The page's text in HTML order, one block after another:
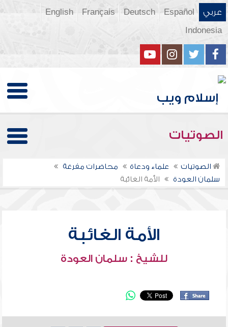
عربي Español
Deutsch
Français
English
Indonesia
الصوتيات
الصوتيات علماء ودعاة
محاضرات مفرغة
سلمان العودة
الأمة الغائبة
الأمة الغائبة
للشيخ : سلمان العودة